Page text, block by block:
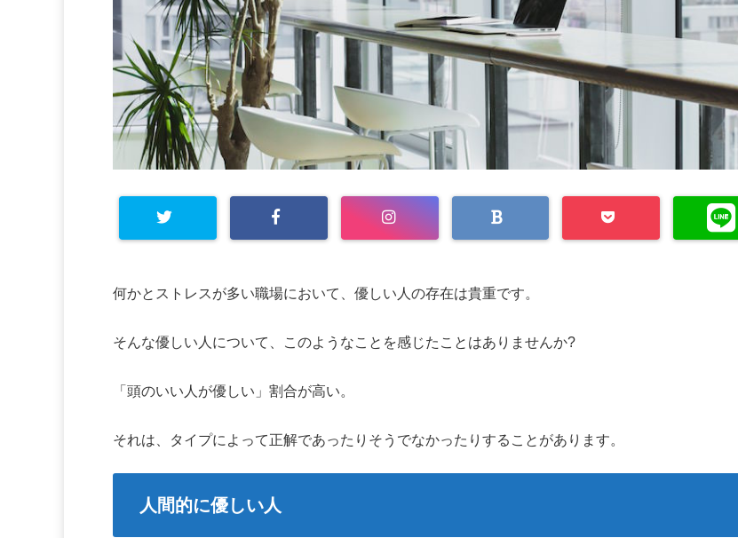
何かとストレスが多い職場において、優しい人の存在は貴重です。
そんな優しい人について、このようなことを感じたことはありませんか?
「頭のいい人が優しい」割合が高い。
それは、タイプによって正解であったりそうでなかったりすることがあります。
人間的に優しい人